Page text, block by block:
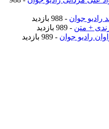
رادیو جوان - 988 بازدید
زندی + متن - 989 بازدید
رادیو جوان - 989 بازدید